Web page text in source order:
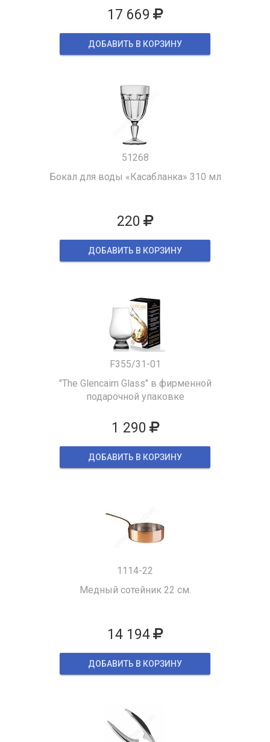
17 669
ДОБАВИТЬ В КОРЗИНУ
51268
Бокал для воды «Касабланка» 310 мл
220
ДОБАВИТЬ В КОРЗИНУ
F355/31-01
"The Glencairn Glass" в фирменной
подарочной упаковке
1 290
ДОБАВИТЬ В КОРЗИНУ
1114-22
Медный сотейник 22 см.
14 194
ДОБАВИТЬ В КОРЗИНУ